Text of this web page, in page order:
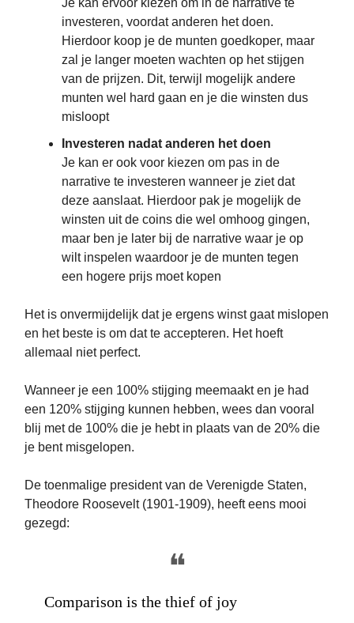
investeren, voordat anderen het doen.
Hierdoor koop je de munten goedkoper, maar
zal je langer moeten wachten op het stijgen
van de prijzen. Dit, terwijl mogelijk andere
munten wel hard gaan en je die winsten dus
misloopt
Investeren nadat anderen het doen
Je kan er ook voor kiezen om pas in de
narrative te investeren wanneer je ziet dat
deze aanslaat. Hierdoor pak je mogelijk de
winsten uit de coins die wel omhoog gingen,
maar ben je later bij de narrative waar je op
wilt inspelen waardoor je de munten tegen
een hogere prijs moet kopen
Het is onvermijdelijk dat je ergens winst gaat mislopen
en het beste is om dat te accepteren. Het hoeft
allemaal niet perfect.
Wanneer je een 100% stijging meemaakt en je had
een 120% stijging kunnen hebben, wees dan vooral
blij met de 100% die je hebt in plaats van de 20% die
je bent misgelopen.
De toenmalige president van de Verenigde Staten,
Theodore Roosevelt (1901-1909), heeft eens mooi
gezegd:
❝
Comparison is the thief of joy